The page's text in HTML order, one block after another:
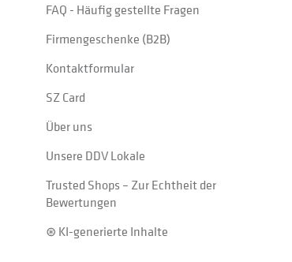
FAQ - Häufig gestellte Fragen
Firmengeschenke (B2B)
Kontaktformular
SZ Card
Über uns
Unsere DDV Lokale
Trusted Shops – Zur Echtheit der
Bewertungen
⊛ KI-generierte Inhalte